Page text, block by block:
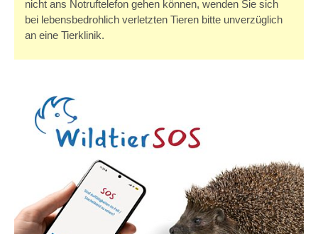
nicht ans Notruftelefon gehen können, wenden Sie sich
bei lebensbedrohlich verletzten Tieren bitte unverzüglich
an eine Tierklinik.